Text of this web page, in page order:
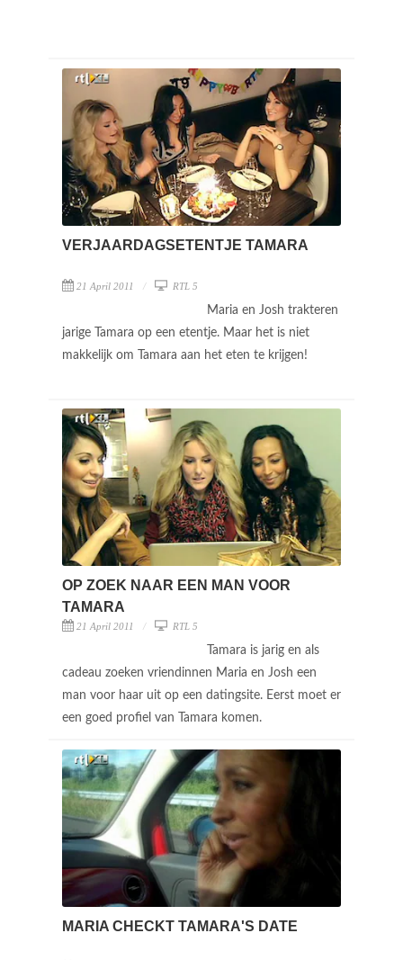
VERJAARDAGSETENTJE TAMARA
21 April 2011 RTL 5
Maria en Josh trakteren
jarige Tamara op een etentje. Maar het is niet
makkelijk om Tamara aan het eten te krijgen!
OP ZOEK NAAR EEN MAN VOOR
TAMARA
21 April 2011 RTL 5
Tamara is jarig en als
cadeau zoeken vriendinnen Maria en Josh een
man voor haar uit op een datingsite. Eerst moet er
een goed profiel van Tamara komen.
MARIA CHECKT TAMARA'S DATE